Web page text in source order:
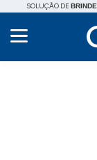
SOLUÇÃO DE